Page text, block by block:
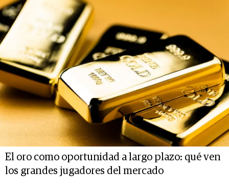
El oro como oportunidad a largo plazo: qué ven
los grandes jugadores del mercado